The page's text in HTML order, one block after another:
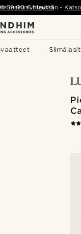
Silmälasit
59,00 €tilauksiin -
meihin yhteyttä